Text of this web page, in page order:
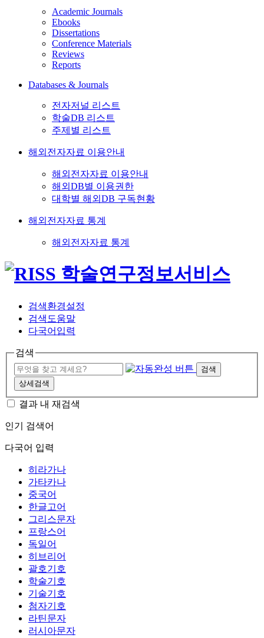
Academic Journals
Ebooks
Dissertations
Conference Materials
Reviews
Reports
Databases & Journals
전자저널 리스트
학술DB 리스트
주제별 리스트
해외전자자료 이용안내
해외전자자료 이용안내
해외DB별 이용권한
대학별 해외DB 구독현황
해외전자자료 통계
해외전자자료 통계
검색환경설정
검색도움말
다국어입력
검색
검색
상세검색
결과 내 재검색
인기 검색어
다국어 입력
히라가나
가타카나
중국어
한글고어
그리스문자
프랑스어
독일어
히브리어
괄호기호
학술기호
기술기호
첨자기호
라틴문자
러시아문자